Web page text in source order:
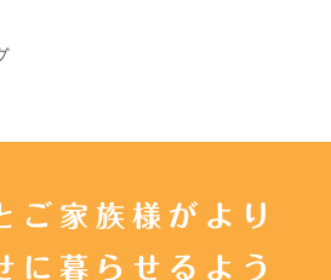
ご家族様がより
に暮らせるよう